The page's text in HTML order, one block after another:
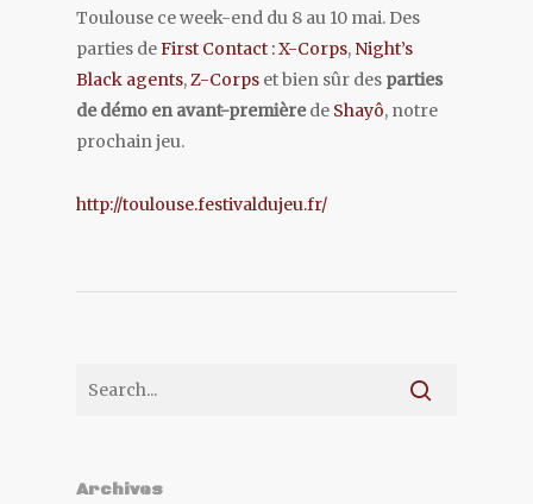
Toulouse ce week-end du 8 au 10 mai. Des
parties deFirst Contact : X-Corps, Night’s
Black agents,Z-Corps et bien sûr des parties
de démo en avant-premièrede Shayô, notre
prochain jeu.
http://toulouse.festivaldujeu.fr/
Archives